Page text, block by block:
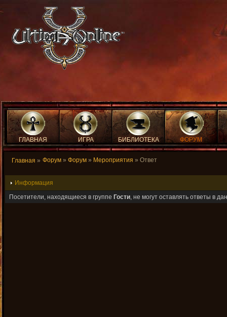
ГЛАВНАЯ ИГРА БИБЛИОТЕКА ФОРУМ
Главная » Форум » Форум » Мероприятия » Ответ
Информация
Посетители, находящиеся в группе Гости, не могут оставлять ответы в